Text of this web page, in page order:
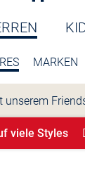
MARKEN
viele Styles